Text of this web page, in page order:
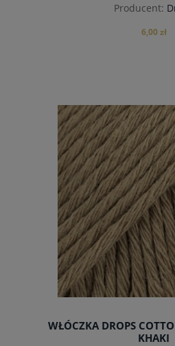
Producent:
6,00 zł
do
WŁÓCZKA DROPS
KHAKI